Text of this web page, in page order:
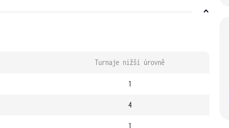
Turnaje nižší úrovně
1
4
1